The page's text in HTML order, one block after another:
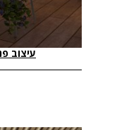
עיצוב